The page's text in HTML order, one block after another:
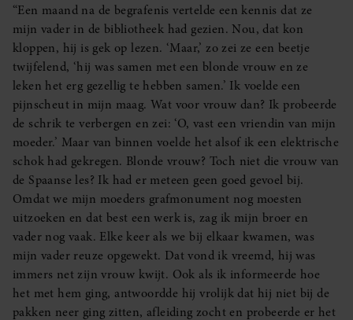
“Een maand na de begrafenis vertelde een kennis dat ze
mijn vader in de bibliotheek had gezien. Nou, dat kon
kloppen, hij is gek op lezen. ‘Maar,’ zo zei ze een beetje
twijfelend, ‘hij was samen met een blonde vrouw en ze
leken het erg gezellig te hebben samen.’ Ik voelde een
pijnscheut in mijn maag. Wat voor vrouw dan? Ik probeerde
de schrik te verbergen en zei: ‘O, vast een vriendin van mijn
moeder.’ Maar van binnen voelde het alsof ik een elektrische
schok had gekregen. Blonde vrouw? Toch niet die vrouw van
de Spaanse les? Ik had er meteen geen goed gevoel bij.
Omdat we mijn moeders grafmonument nog moesten
uitzoeken en dat best een werk is, zag ik mijn broer en
vader nog vaak. Elke keer als we bij elkaar kwamen, was
mijn vader reuze opgewekt. Dat vond ik vreemd, hij was
immers net zijn vrouw kwijt. Ook als ik informeerde hoe
het met hem ging, antwoordde hij vrolijk dat hij niet bij de
pakken neer ging zitten, afleiding zocht en probeerde er het